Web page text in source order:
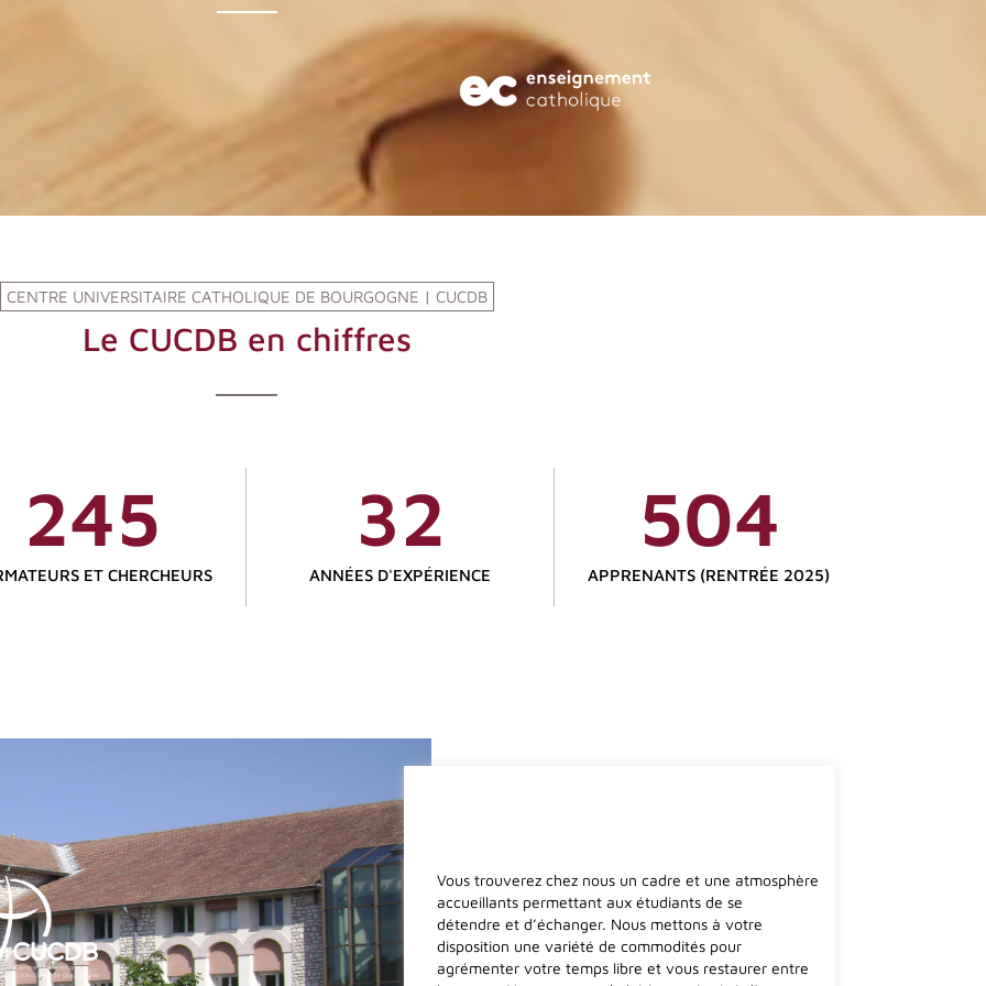
CENTRE UNIVERSITAIRE CATHOLIQUE DE BOURGOGNE | CUCDB
Le CUCDB en chiffres
ET CHERCHEURS
245
ANNÉES D'EXPÉRIENCE
32
APPRENANTS (RENTRÉE 2025)
504
Vous trouverez chez nous un cadre et une atmosphère
accueillants permettant aux étudiants de se
détendre et d’échanger. Nous mettons à votre
disposition une variété de commodités pour
agrémenter votre temps libre et vous restaurer entre